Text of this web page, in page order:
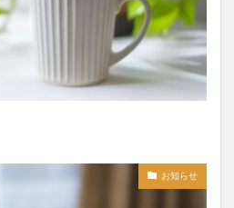
お知らせ